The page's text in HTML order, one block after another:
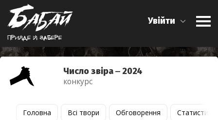
Прийде й забере
Увійти
Число звіра ‒ 2024
конкурс
Головна Всі твори Обговорення Статистика